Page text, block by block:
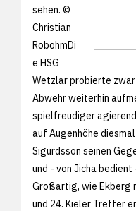
sehen. ©
Christian
RobohmDi
e HSG
Wetzlar probierte
Abwehr weiterhin
spielfreudiger
auf Augenhöhe
Sigurdsson seinen
und - von Jicha
Großartig, wie Ekberg
und 24. Kieler Treffer